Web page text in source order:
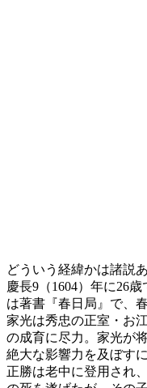
どういう経緯かは諸説
慶長9（1604）年に26
は著書『春日局』で、
家光は秀忠の正室・お
の成育に尽力。家光が
絶大な影響力を及ぼす
正勝は老中に登用され